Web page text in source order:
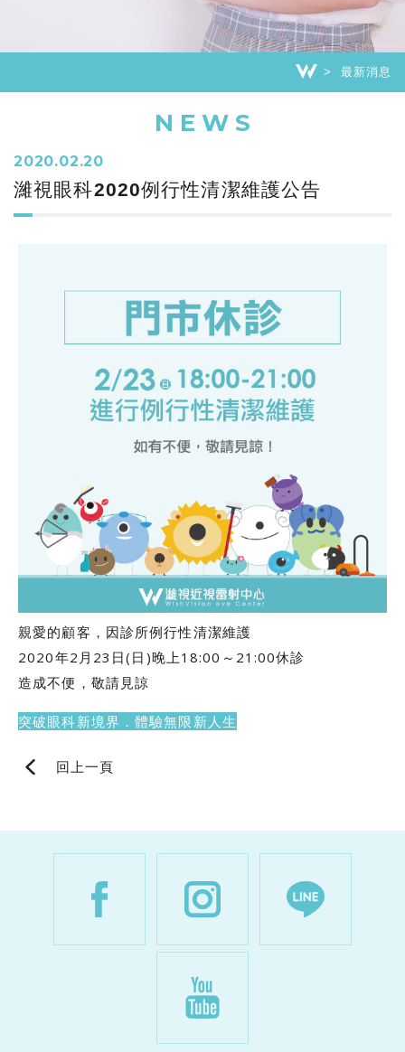
最新消息
NEWS
2020.02.20
濰視眼科2020例行性清潔維護公告
親愛的顧客，因診所例行性清潔維護
2020年2月23日(日)晚上18:00～21:00休診
造成不便，敬請見諒
突破眼科新境界．體驗無限新人生
回上一頁